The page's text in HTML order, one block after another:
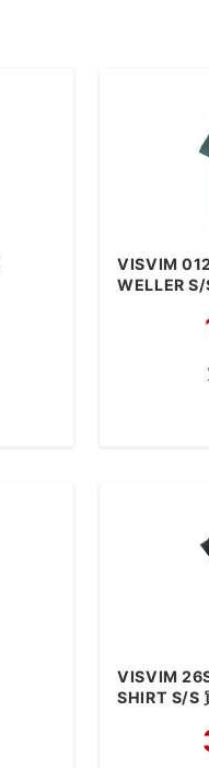
VISVIM
WELLER S/
VISVIM
SHIRT S/S